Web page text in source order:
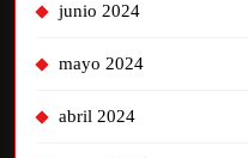
junio 2024
mayo 2024
abril 2024